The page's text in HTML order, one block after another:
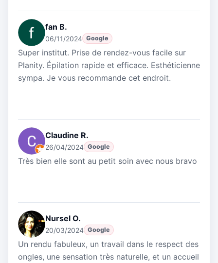
fan B.
06/11/2024 Google
Super institut. Prise de rendez-vous facile sur
Planity. Épilation rapide et efficace. Esthéticienne
sympa. Je vous recommande cet endroit.
Claudine R.
26/04/2024 Google
Très bien elle sont au petit soin avec nous bravo
Nursel O.
20/03/2024 Google
Un rendu fabuleux, un travail dans le respect des
ongles, une sensation très naturelle, et un accueil